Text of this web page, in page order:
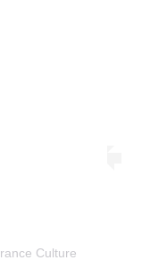
Culture